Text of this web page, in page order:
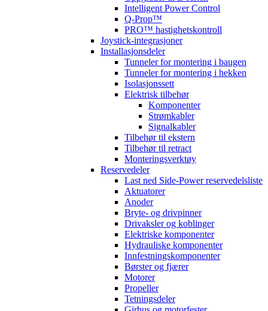
Intelligent Power Control
Q-Prop™
PRO™ hastighetskontroll
Joystick-integrasjoner
Installasjonsdeler
Tunneler for montering i baugen
Tunneler for montering i hekken
Isolasjonssett
Elektrisk tilbehør
Komponenter
Strømkabler
Signalkabler
Tilbehør til ekstern
Tilbehør til retract
Monteringsverktøy
Reservedeler
Last ned Side-Power reservedelsliste
Aktuatorer
Anoder
Bryte- og drivpinner
Drivaksler og koblinger
Elektriske komponenter
Hydrauliske komponenter
Innfestningskomponenter
Børster og fjærer
Motorer
Propeller
Tetningsdeler